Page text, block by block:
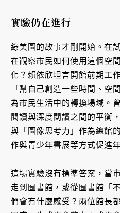
實驗仍在進行
綠美圖的故事才剛開始。在
在觀察市民如何使用這個空
化？賴依欣坦言開館前期工
「幫自己創造一些時間、空
為市民生活中的轉換場域。
閱讀與深度閱讀之間的平衡
與「圖像思考力」作為總館
作與青少年書展等方式促進
這場實驗沒有標準答案，當
走到圖書館，或從圖書館「
們會有什麼感受？兩位館長